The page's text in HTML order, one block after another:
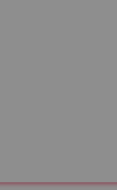
даже не замечаете. В этом
Особенно страдают
такого человека в свою
пускает кругом корни и
abuse (насилие) —
к другим людям, причем не
сложнее распознать,
менее опасно. Мы наивно
только женщины в браке